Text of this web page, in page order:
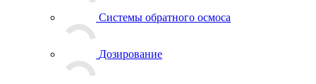
Системы обратного осмоса
Дозирование